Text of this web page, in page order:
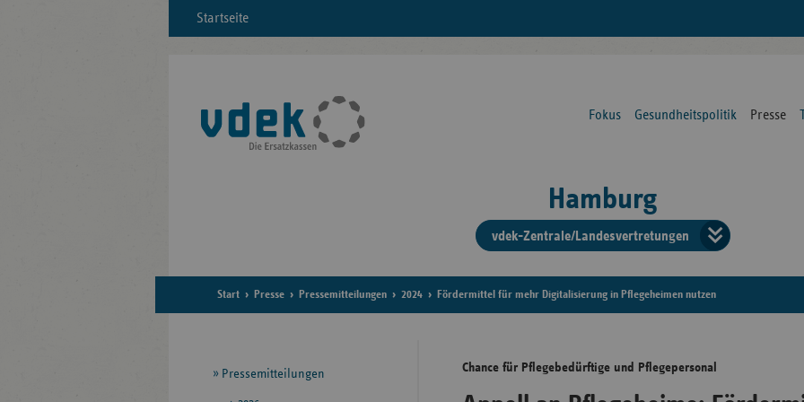
Startseite
Fokus Gesundheitspolitik Presse
Hamburg
vdek-Zentrale/Landesvertretungen
der
Start Presse Pressemitteilungen 2024 Fördermittel für mehr Digitalisierung in Pflegeheimen nutzen
Chance für Pflegebedürftige und Pflegepersonal
Seitennavigation
Pressemitteilungen